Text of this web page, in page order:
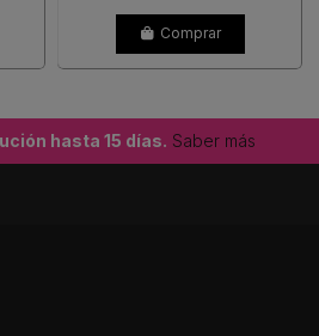
Comprar
hasta 15 días. Saber más